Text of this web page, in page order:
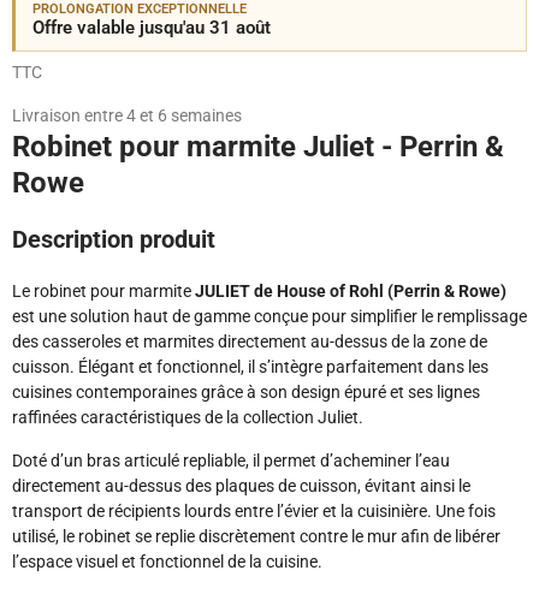
PROLONGATION EXCEPTIONNELLE
Offre valable jusqu'au 31 août
TTC
Livraison entre 4 et 6 semaines
Robinet pour marmite Juliet - Perrin &
Rowe
Description produit
Le robinet pour marmiteJULIET de House of Rohl (Perrin & Rowe)
est une solution haut de gamme conçue pour simplifier le remplissage
des casseroles et marmites directement au-dessus de la zone de
cuisson. Élégant et fonctionnel, il s’intègre parfaitement dans les
cuisines contemporaines grâce à son design épuré et ses lignes
raffinées caractéristiques de la collection Juliet.
Doté d’un bras articulé repliable, il permet d’acheminer l’eau
directement au-dessus des plaques de cuisson, évitant ainsi le
transport de récipients lourds entre l’évier et la cuisinière. Une fois
utilisé, le robinet se replie discrètement contre le mur afin de libérer
l’espace visuel et fonctionnel de la cuisine.